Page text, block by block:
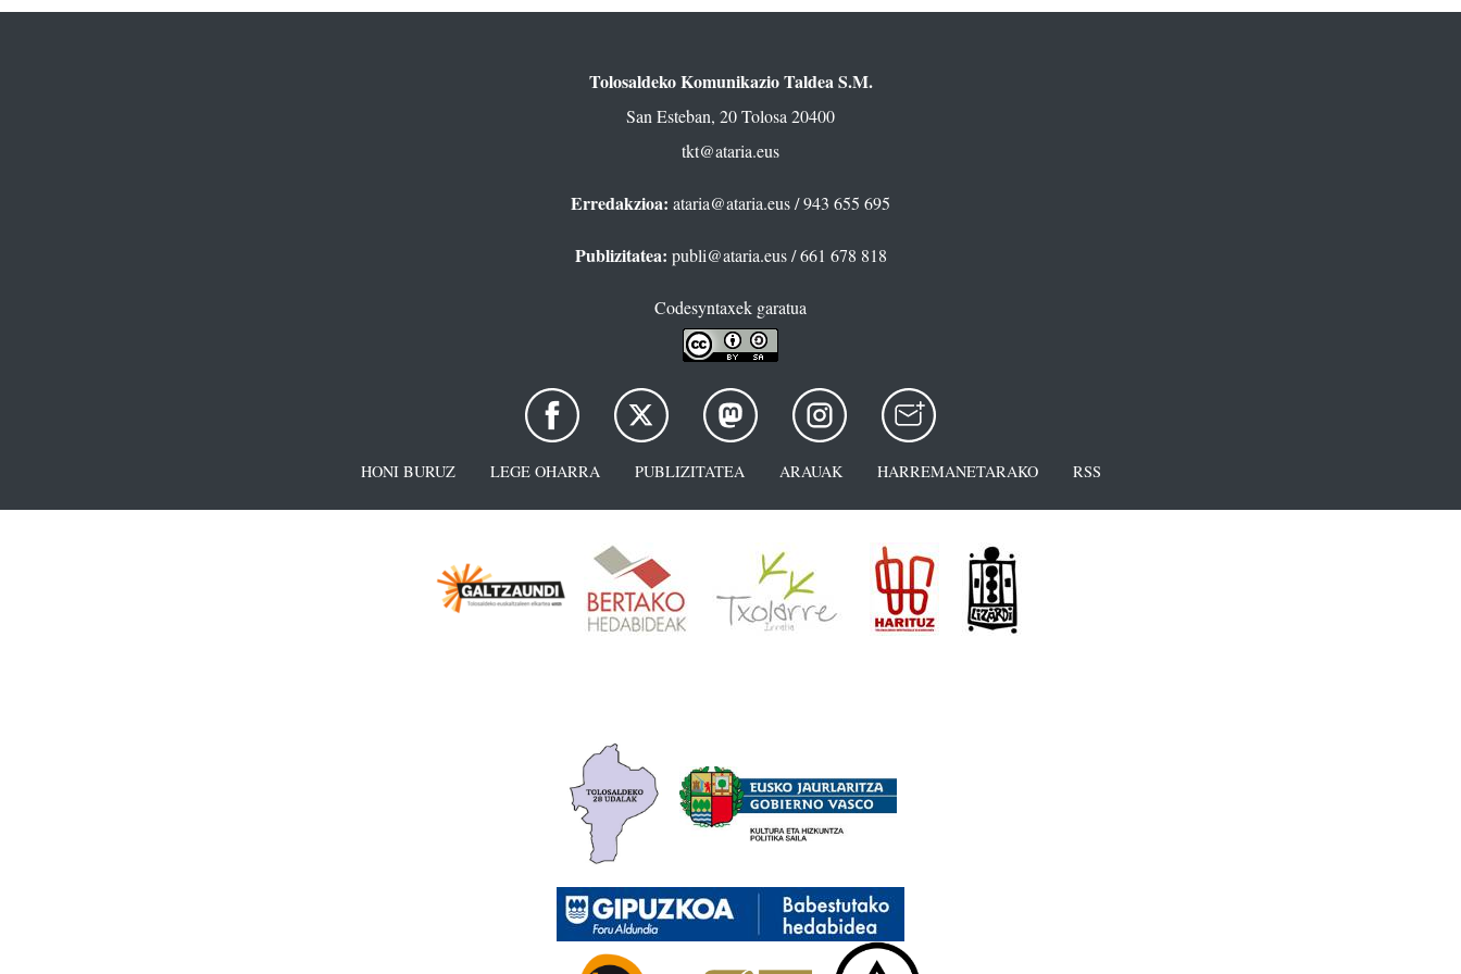
Tolosaldeko Komunikazio Taldea S.M.
San Esteban, 20 Tolosa 20400
tkt@ataria.eus
Erredakzioa: ataria@ataria.eus/ 943 655 695
Publizitatea: publi@ataria.eus/ 661 678 818
Codesyntaxek garatua
HONI BURUZ LEGE OHARRA PUBLIZITATEA ARAUAK HARREMANETARAKO RSS